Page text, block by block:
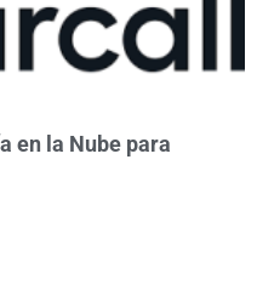
en la Nube para